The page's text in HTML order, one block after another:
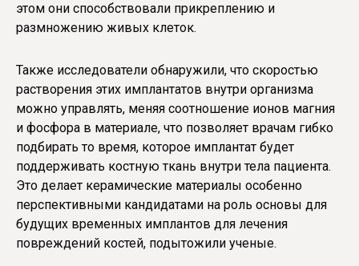
этом они способствовали прикреплению и
размножению живых клеток.
Также исследователи обнаружили, что скоростью
растворения этих имплантатов внутри организма
можно управлять, меняя соотношение ионов магния
и фосфора в материале, что позволяет врачам гибко
подбирать то время, которое имплантат будет
поддерживать костную ткань внутри тела пациента.
Это делает керамические материалы особенно
перспективными кандидатами на роль основы для
будущих временных имплантов для лечения
повреждений костей, подытожили ученые.